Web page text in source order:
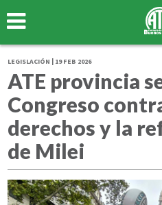
LEGISLACIÓN | 19 FEB 2026
ATE provincia
Congreso
derechos y la
de Milei